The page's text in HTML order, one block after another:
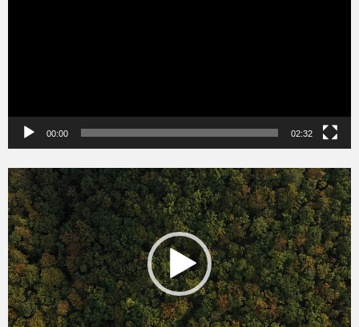
00:00 02:32
Videólejátszó